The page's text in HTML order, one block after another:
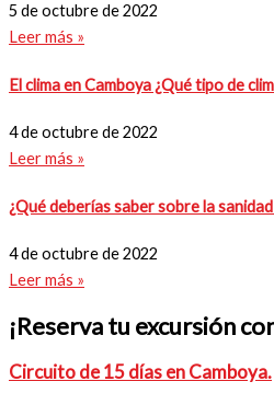
5 de octubre de 2022
Leer más »
El clima en Camboya ¿Qué tipo de
4 de octubre de 2022
Leer más »
¿Qué deberías saber sobre la
4 de octubre de 2022
Leer más »
¡Reserva tu excursión
Circuito de 15 días en Camboya.